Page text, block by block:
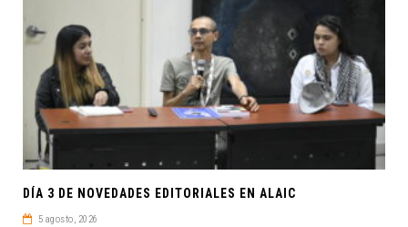
DÍA 3 DE NOVEDADES EDITORIALES EN ALAIC
5 agosto, 2026